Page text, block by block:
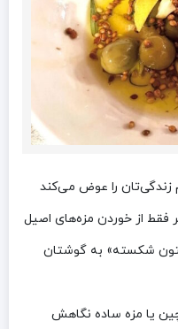
زندگی‌تان را عوض می‌کند
فقط از خوردن مزه‌های اصیل
شکسته» به گوشتان
یا مزه ساده نگاهش